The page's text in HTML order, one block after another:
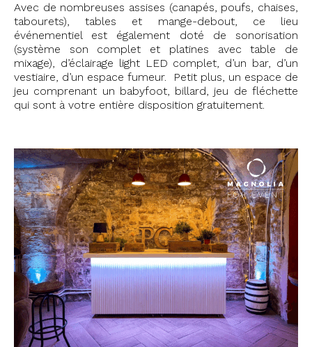
Avec de nombreuses assises (canapés, poufs, chaises,
tabourets), tables et mange-debout, ce lieu
événementiel est également doté de sonorisation
(système son complet et platines avec table de
mixage), d’éclairage light LED complet, d’un bar, d’un
vestiaire, d’un espace fumeur. Petit plus, un espace de
jeu comprenant un babyfoot, billard, jeu de fléchette
qui sont à votre entière disposition gratuitement.